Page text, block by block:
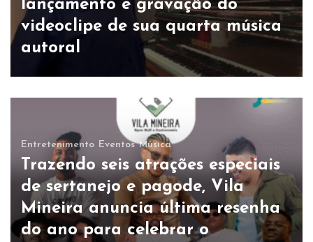
lançamento e gravação do
videoclipe de sua quarta música
autoral
Entretenimento Eventos Música
Trazendo seis atrações especiais
de sertanejo e pagode, Vila
Mineira anuncia última resenha
do ano para celebrar o